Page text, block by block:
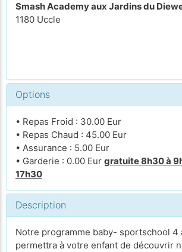
Smash Academy aux Jardins du
1180 Uccle
Options
• Repas Froid : 30.00 Eur
• Repas Chaud : 45.00 Eur
• Assurance : 5.00 Eur
• Garderie : 0.00 Eur gratuite 8h30 à
17h30
Description
Notre programme baby- sportschool 4
permettra à votre enfant de découvrir